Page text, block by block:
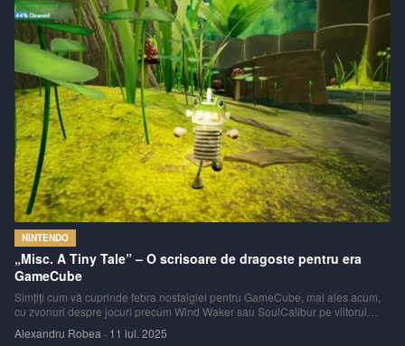
NINTENDO
„Misc. A Tiny Tale” – O scrisoare de dragoste pentru era
GameCube
Simțiți cum vă cuprinde febra nostalgiei pentru GameCube, mai ales acum,
cu zvonuri despre jocuri precum Wind Waker sau SoulCalibur pe viitorul
calmant de care aveți nevoie. Dezvoltatorul principal, Michael Pearce, a
Alexandru Robea · 11 iul. 2025